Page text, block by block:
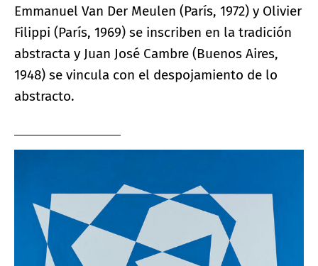
Emmanuel Van Der Meulen (París, 1972) y Olivier
Filippi (París, 1969) se inscriben en la tradición
abstracta y Juan José Cambre (Buenos Aires,
1948) se vincula con el despojamiento de lo
abstracto.